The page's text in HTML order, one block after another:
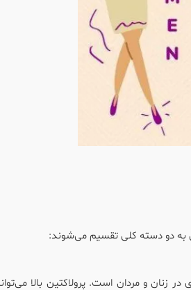
به دو دسته کلی تقسیم می‌شوند:
زنان و مردان است. پرولاکتین بالا